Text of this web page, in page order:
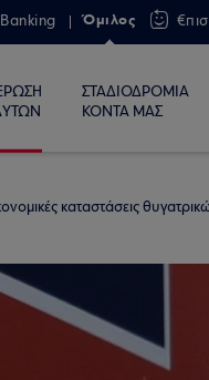
Όμιλος
ΣΤΑΔΙΟΔΡΟΜΙΑ
ΚΟΝΤΑ ΜΑΣ
καταστάσεις